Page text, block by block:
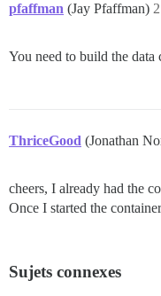
pfaffman (Jay Pfaffman) 2
You need to build the data
ThriceGood (Jonathan
cheers, I already had the
Once I started the
Sujets connexes